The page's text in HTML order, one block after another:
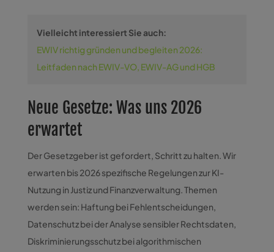
Vielleicht interessiert Sie auch:
EWIV richtig gründen und begleiten 2026:
Leitfaden nach EWIV-VO, EWIV-AG und HGB
Neue Gesetze: Was uns 2026
erwartet
Der Gesetzgeber ist gefordert, Schritt zu halten. Wir
erwarten bis 2026 spezifische Regelungen zur KI-
Nutzung in Justiz und Finanzverwaltung. Themen
werden sein: Haftung bei Fehlentscheidungen,
Datenschutz bei der Analyse sensibler Rechtsdaten,
Diskriminierungsschutz bei algorithmischen